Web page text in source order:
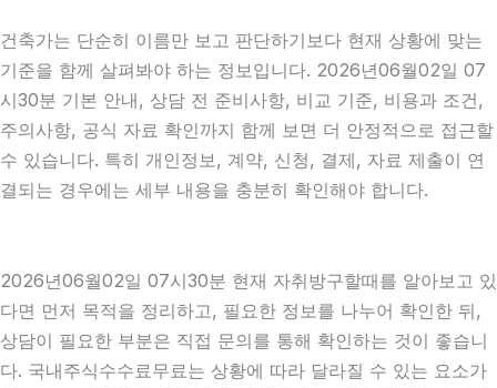
건축가는 단순히 이름만 보고 판단하기보다 현재 상황에 맞는
기준을 함께 살펴봐야 하는 정보입니다. 2026년06월02일 07
시30분 기본 안내, 상담 전 준비사항, 비교 기준, 비용과 조건,
주의사항, 공식 자료 확인까지 함께 보면 더 안정적으로 접근할
수 있습니다. 특히 개인정보, 계약, 신청, 결제, 자료 제출이 연
결되는 경우에는 세부 내용을 충분히 확인해야 합니다.
2026년06월02일 07시30분 현재 자취방구할때를 알아보고 있
다면 먼저 목적을 정리하고, 필요한 정보를 나누어 확인한 뒤,
상담이 필요한 부분은 직접 문의를 통해 확인하는 것이 좋습니
다. 국내주식수수료무료는 상황에 따라 달라질 수 있는 요소가